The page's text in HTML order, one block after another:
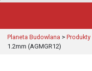
Planeta Budowlana > Produkty
1.2mm (AGMGR12)